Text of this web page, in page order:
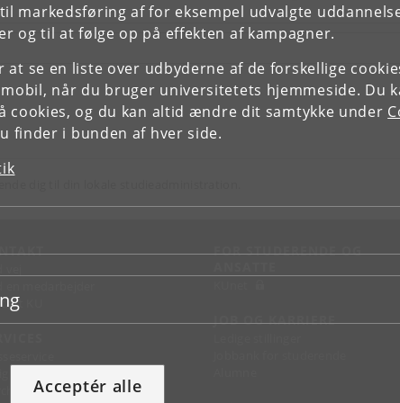
markedsføring af for eksempel udvalgte
og til at følge op på effekten af kampagner.
at se en liste over udbyderne af de forskellige
når du bruger universitetets hjemmeside. Du
cookies, og du kan altid ændre dit samtykke under
finder i bunden af hver side.
Acceptér alle
KU
FOR STUDERENDE OG
JOB OG KARRIERE